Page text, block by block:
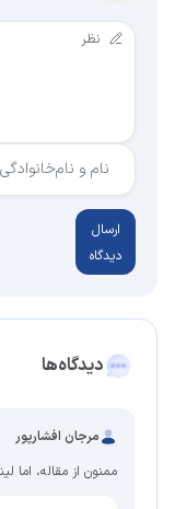
نام و نام‌خانوادگی
ارسال
دیدگاه
دیدگاه‌ها
مرجان افشارپور
ممنون از مقاله، اما